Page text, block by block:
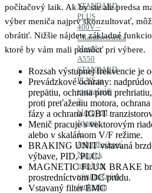
STANDARD
PLUS
400V –
Charakteristika
Meniče
A550
STANDARD
PLUS sa
vyznačujú
3
hlavnými
črtami:
1.
Jednoduchosť
Napriek
mnohým
výnimočným
funkciám
počítačový laik. Ak by ste ale predsa
výber meniča najprv skonzultovať,
obrátiť. Nižšie nájdete základné
ktoré by vám mali pomôcť pri výbere.
Rozsah výstupnej frekvencie je
Prevádzkové ochrany:
prepätiu, ochrana proti
proti preťaženiu motora,
fázy a ochrana IGBT
Menič pracuje s vektorovým
alebo v skalárnom V/F režime.
BRAKING UNIT vstavaná
výbave, PID, PLC.
MAGNETIC FLUX BRAKE
prostredníctvom DC prúdu.
Vstavaný filter EMC